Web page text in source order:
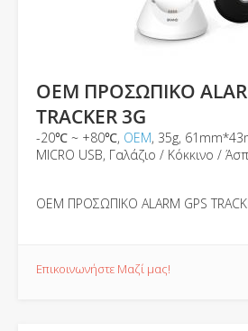
OEM ΠΡΟΣΩΠΙΚΟ
TRACKER 3G
-20℃ ~ +80℃, ΟΕΜ, 35g,
MICRO USB, Γαλάζιο / Κόκκινο /
OEM ΠΡΟΣΩΠΙΚΟ ALARM GPS
Επικοινωνήστε Μαζί μας!